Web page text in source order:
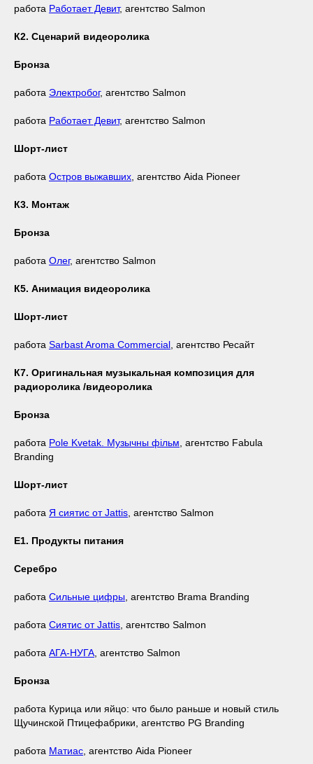
работа Работает Девит, агентство Salmon
К2. Сценарий видеоролика
Бронза
работа Электробог, агентство Salmon
работа Работает Девит, агентство Salmon
Шорт-лист
работа Остров выжавших , агентство Aida Pioneer
К3. Монтаж
Бронза
работа Олег, агентство Salmon
К5. Анимация видеоролика
Шорт-лист
работа Sarbast Aroma Commercial , агентство Ресайт
К7. Оригинальная музыкальная композиция для
радиоролика /видеоролика
Бронза
работа Pole Kvetak. Музычны фільм , агентство Fabula
Branding
Шорт-лист
работа Я cиятис от Jattis , агентство Salmon
Е1. Продукты питания
Серебро
работа Сильные цифры , агентство Brama Branding
работа Сиятис от Jattis , агентство Salmon
работа АГА-НУГА , агентство Salmon
Бронза
работа Курица или яйцо: что было раньше и новый стиль
Щучинской Птицефабрики, агентство PG Branding
работа Матиас , агентство Aida Pioneer